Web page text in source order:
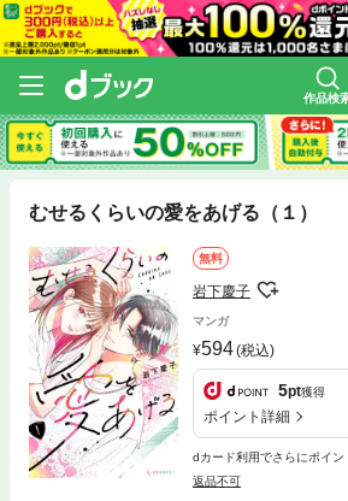
作品検
むせるくらいの愛をあげる（１）
無料
岩下慶子
マンガ
594(税込)
5pt獲得
ポイント詳細
dカード利用でさらにポイン
返品不可